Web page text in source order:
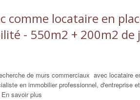
locataire en
- 550m2 + 200m2 de
de murs commerciaux avec locataire
en immobilier professionnel, d'entreprise
En savoir plus